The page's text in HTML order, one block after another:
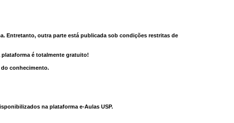
Entretanto, outra parte está publicada sob condições restritas de
plataforma é totalmente gratuito!
do conhecimento.
na plataforma e-Aulas USP.